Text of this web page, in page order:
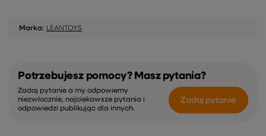
Marka: LEANTOYS
Potrzebujesz pomocy? Masz pytania?
Zadaj pytanie a my odpowiemy
niezwłocznie, najciekawsze pytania i
odpowiedzi publikując dla innych.
Zadaj pytanie